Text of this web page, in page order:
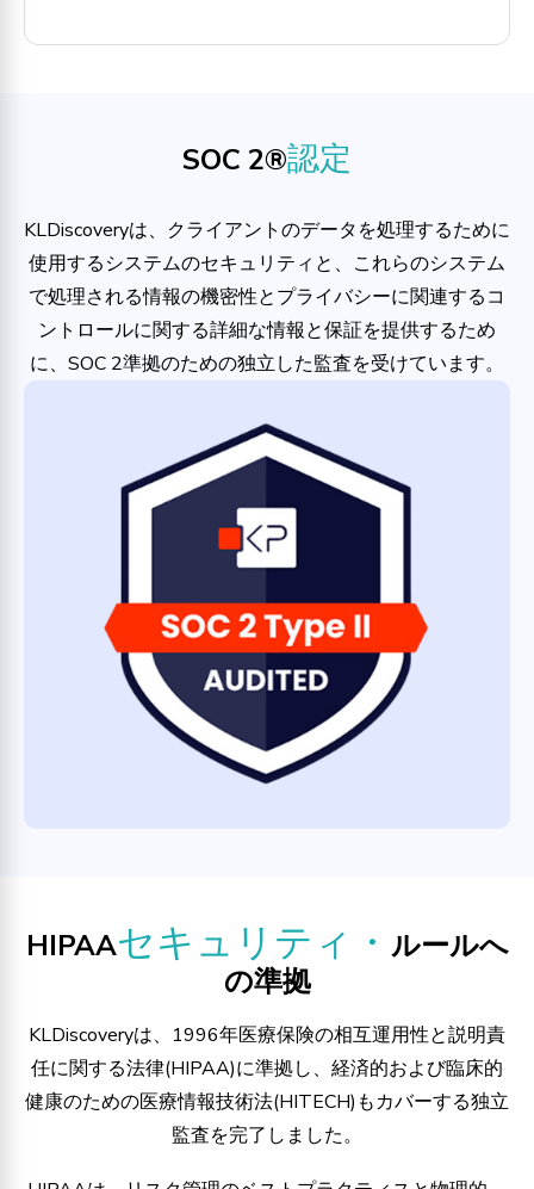
SOC 2®認定
KLDiscoveryは、クライアントのデータを処理するために
使用するシステムのセキュリティと、これらのシステム
で処理される情報の機密性とプライバシーに関連するコ
ントロールに関する詳細な情報と保証を提供するため
に、SOC 2準拠のための独立した監査を受けています。
HIPAAセキュリティ・ ルールへ
の準拠
KLDiscoveryは、1996年医療保険の相互運用性と説明責
任に関する法律(HIPAA)に準拠し、経済的および臨床的
健康のための医療情報技術法(HITECH)もカバーする独立
監査を完了しました。